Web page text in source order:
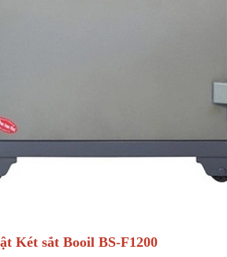
Két sắt Booil BS-F1200